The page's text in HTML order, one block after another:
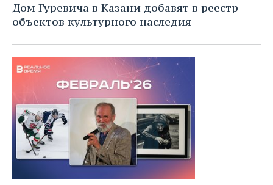
Дом Гуревича в Казани добавят в реестр
объектов культурного наследия